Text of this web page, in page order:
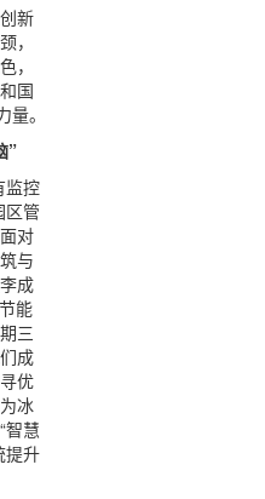
新
，
，
国
。
”
控
区管
对
与
成
能
三
成
优
冰
智慧
提升